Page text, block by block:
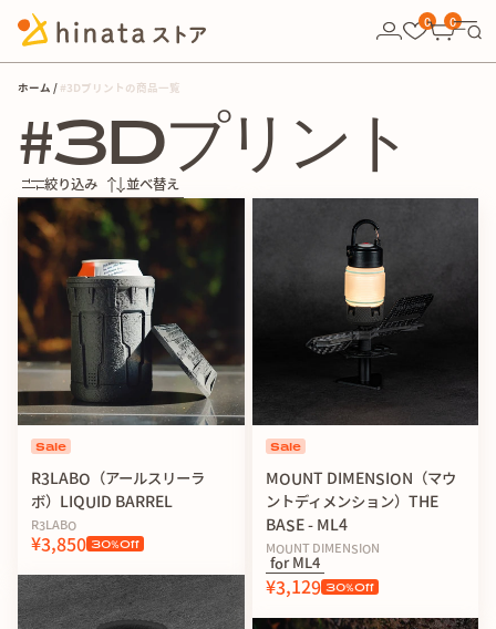
0
0
ホーム #3Dプリントの商品一覧
#3Dプリント
絞り込み 並べ替え
Sale
R3LABO（アールスリーラ
ボ）LIQUID BARREL
R3LABO
¥3,850 30%Off
Sale
MOUNT DIMENSION（マウ
ントディメンション）THE
BASE - ML4
MOUNT DIMENSION
for ML4
¥3,129 30%Off